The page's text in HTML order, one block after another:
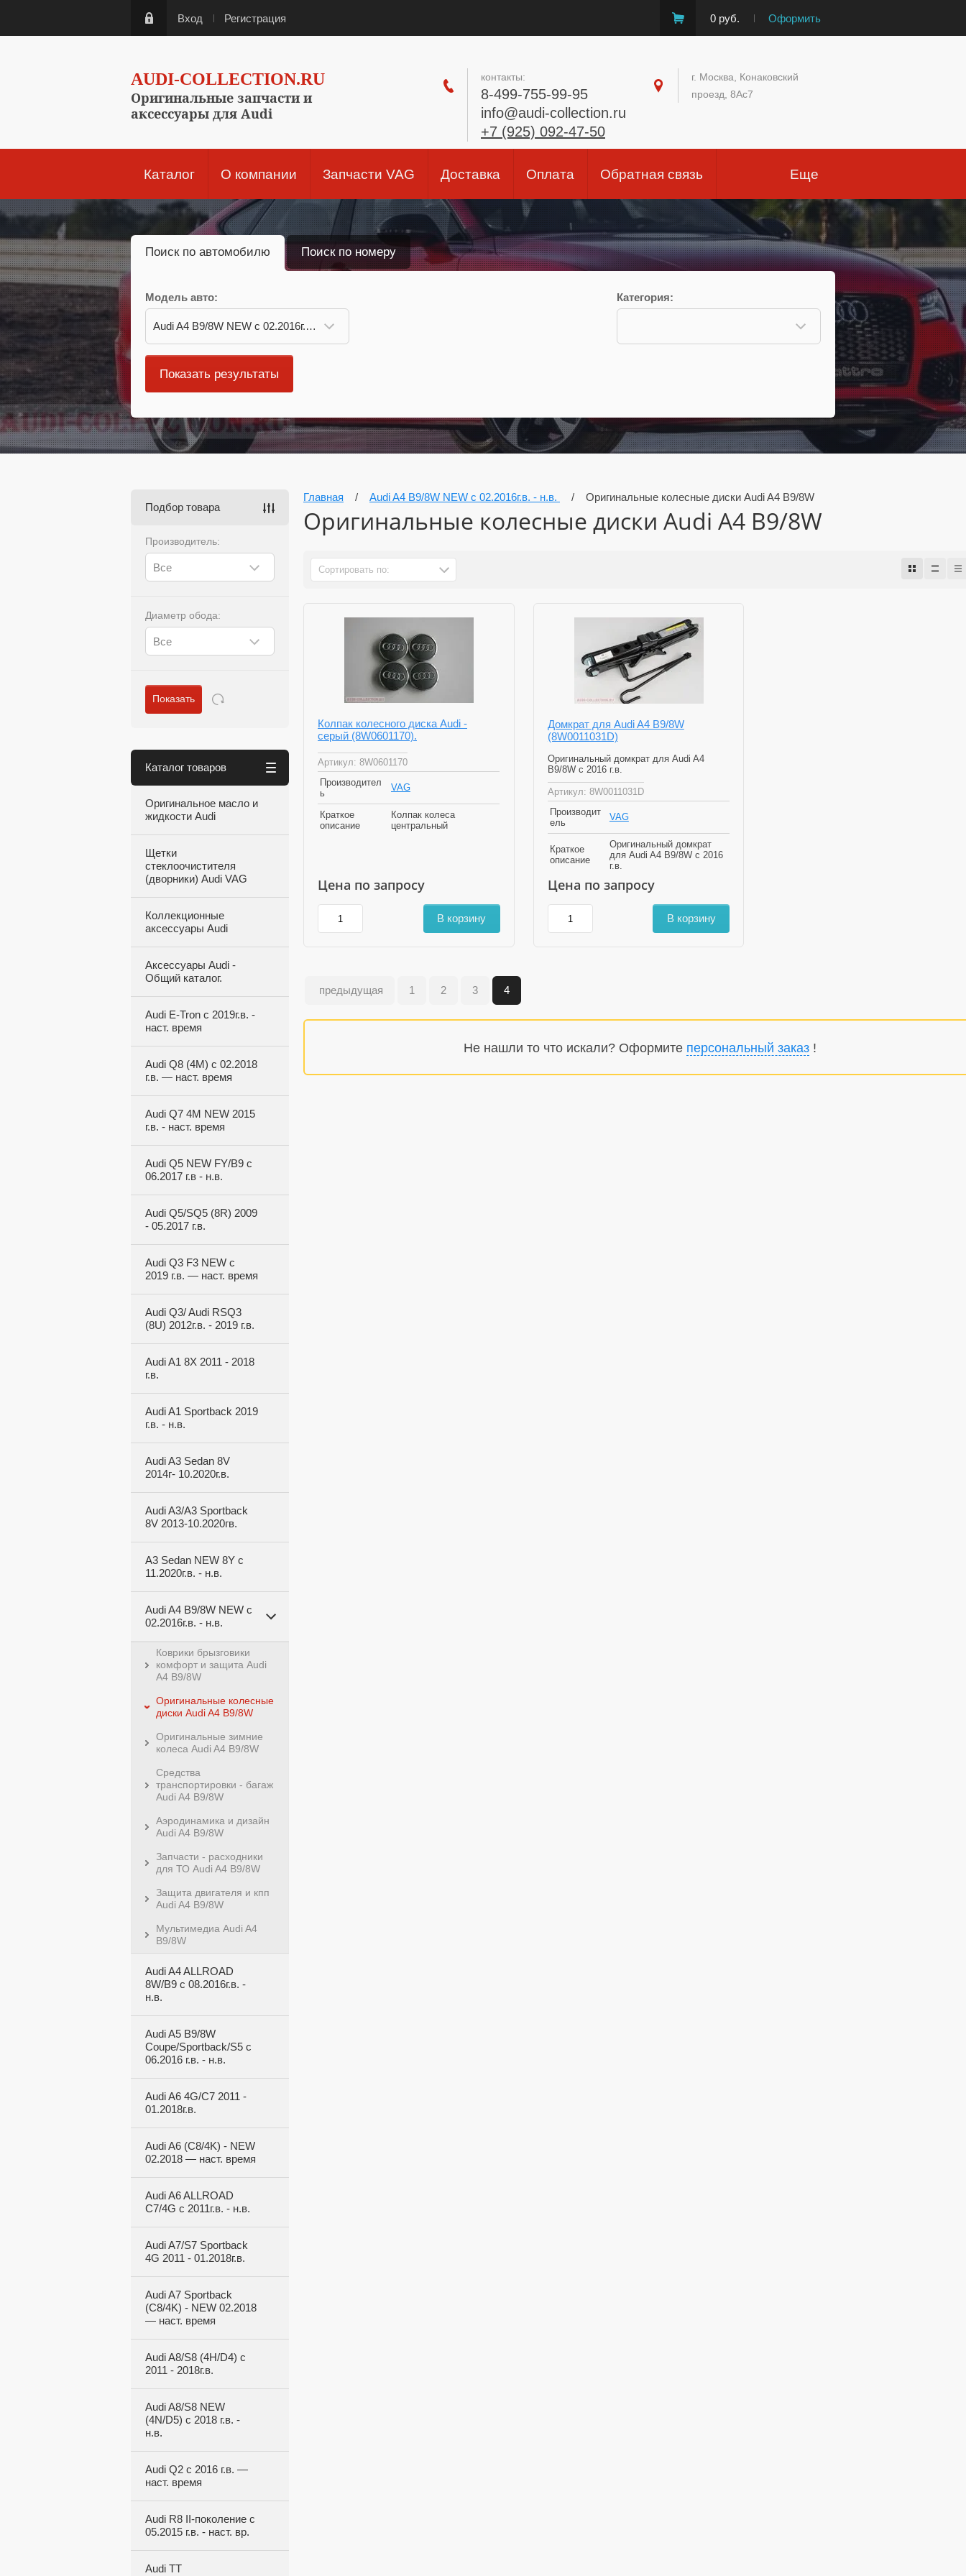
Вход Регистрация 0 руб. Оформить
AUDI-COLLECTION.RU
Оригинальные запчасти и
аксессуары для Audi
контакты:
8-499-755-99-95
info@audi-collection.ru
+7 (925) 092-47-50
г. Москва, Конаковский
проезд, 8Ас7
Каталог О компании Запчасти VAG Доставка Оплата Обратная связь Еще
Поиск по автомобилю Поиск по номеру
Модель авто:
Audi A4 B9/8W NEW c 02.2016г.в. - н.в.
Категория:
Подбор товара
Производитель:
Все
Диаметр обода:
Все
Показать
Каталог товаров
Оригинальное масло и
жидкости Audi
Щетки
стеклоочистителя
(дворники) Audi VAG
Коллекционные
аксессуары Audi
Аксессуары Audi -
Общий каталог.
Audi E-Tron с 2019г.в. -
наст. время
Audi Q8 (4M) с 02.2018
г.в. — наст. время
Audi Q7 4M NEW 2015
г.в. - наст. время
Audi Q5 NEW FY/B9 с
06.2017 г.в - н.в.
Audi Q5/SQ5 (8R) 2009
- 05.2017 г.в.
Audi Q3 F3 NEW с
2019 г.в. — наст. время
Audi Q3/ Audi RSQ3
(8U) 2012г.в. - 2019 г.в.
Audi A1 8X 2011 - 2018
г.в.
Audi A1 Sportback 2019
г.в. - н.в.
Audi A3 Sedan 8V
2014г- 10.2020г.в.
Audi A3/A3 Sportback
8V 2013-10.2020гв.
A3 Sedan NEW 8Y с
11.2020г.в. - н.в.
Audi A4 B9/8W NEW c
02.2016г.в. - н.в.
Коврики брызговики
комфорт и защита Audi
A4 B9/8W
Оригинальные колесные
диски Audi A4 B9/8W
Оригинальные зимние
колеса Audi A4 B9/8W
Средства
транспортировки - багаж
Audi A4 B9/8W
Аэродинамика и дизайн
Audi A4 B9/8W
Запчасти - расходники
для ТО Audi A4 B9/8W
Защита двигателя и кпп
Audi A4 B9/8W
Мультимедиа Audi A4
B9/8W
Audi A4 ALLROAD
8W/B9 с 08.2016г.в. -
н.в.
Audi A5 B9/8W
Coupe/Sportback/S5 с
06.2016 г.в. - н.в.
Audi A6 4G/C7 2011 -
01.2018г.в.
Audi A6 (C8/4K) - NEW
02.2018 — наст. время
Audi A6 ALLROAD
C7/4G с 2011г.в. - н.в.
Audi A7/S7 Sportback
4G 2011 - 01.2018г.в.
Audi A7 Sportback
(C8/4K) - NEW 02.2018
— наст. время
Audi A8/S8 (4H/D4) с
2011 - 2018г.в.
Audi A8/S8 NEW
(4N/D5) с 2018 г.в. -
н.в.
Audi Q2 с 2016 г.в. —
наст. время
Audi R8 II-поколение с
05.2015 г.в. - наст. вр.
Audi TT
Главная / Audi A4 B9/8W NEW c 02.2016г.в. - н.в. / Оригинальные колесные диски Audi A4 B9/8W
Оригинальные колесные диски Audi A4 B9/8W
Сортировать по:
Колпак колесного диска Audi -
серый (8W0601170).
Артикул: 8W0601170
Производител
ь
VAG
Краткое
описание
Колпак колеса
центральный
Цена по запросу
В корзину
Домкрат для Audi A4 B9/8W
(8W0011031D)
Оригинальный домкрат для Audi A4
B9/8W с 2016 г.в.
Артикул: 8W0011031D
Производит
ель
VAG
Краткое
описание
Оригинальный домкрат
для Audi A4 B9/8W с 2016
г.в.
Цена по запросу
В корзину
предыдущая 1 2 3 4
Не нашли то что искали? Оформите персональный заказ!